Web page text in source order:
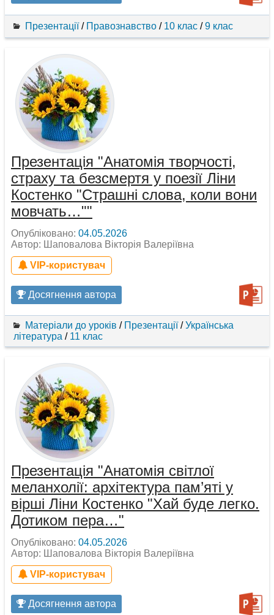
Презентації/ Правознавство / 10 клас /9 клас
Презентація "Анатомія творчості,
страху та безсмертя у поезії Ліни
Костенко "Страшні слова, коли вони
мовчать…""
Опубліковано: 04.05.2026
Автор: Шаповалова Вікторія Валеріївна
VIP-користувач
Досягнення автора
Матеріали до уроків / Презентації/Українська
література / 11 клас
Презентація "Анатомія світлої
меланхолії: архітектура пам’яті у
вірші Ліни Костенко "Хай буде легко.
Дотиком пера…"
Опубліковано: 04.05.2026
Автор: Шаповалова Вікторія Валеріївна
VIP-користувач
Досягнення автора